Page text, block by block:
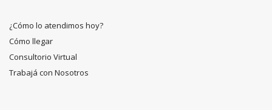
¿Cómo lo atendimos hoy?
Cómo llegar
Consultorio Virtual
Trabajá con Nosotros